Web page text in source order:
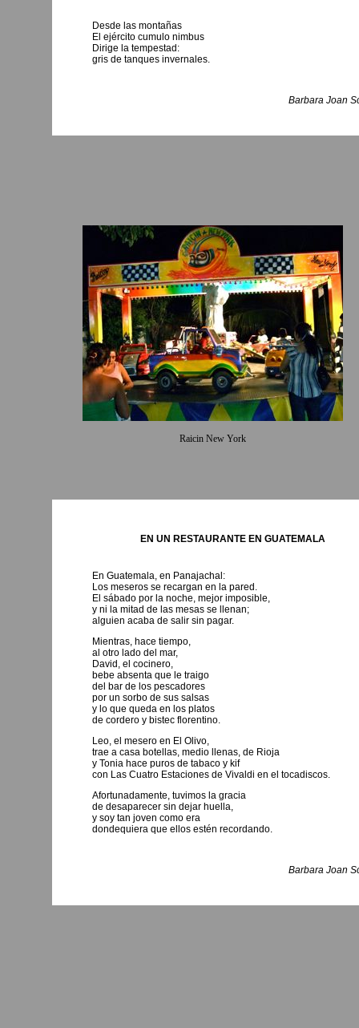
Desde las montañas
El ejército cumulo nimbus
Dirige la tempestad:
gris de tanques invernales.
Barbara Joan
Raicin New York
EN UN RESTAURANTE EN GUATEMALA
En Guatemala, en Panajachal:
Los meseros se recargan en la pared.
El sábado por la noche, mejor imposible,
y ni la mitad de las mesas se llenan;
alguien acaba de salir sin pagar.
Mientras, hace tiempo,
al otro lado del mar,
David, el cocinero,
bebe absenta que le traigo
del bar de los pescadores
por un sorbo de sus salsas
y lo que queda en los platos
de cordero y bistec florentino.
Leo, el mesero en El Olivo,
trae a casa botellas, medio llenas, de Rioja
y Tonia hace puros de tabaco y kif
con Las Cuatro Estaciones de Vivaldi en el tocadiscos.
Afortunadamente, tuvimos la gracia
de desaparecer sin dejar huella,
y soy tan joven como era
dondequiera que ellos estén recordando.
Barbara Joan